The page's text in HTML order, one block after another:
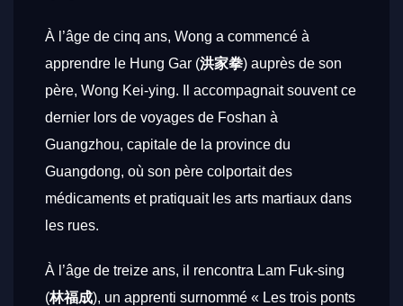
À l’âge de cinq ans, Wong a commencé à
apprendre le Hung Gar (洪家拳) auprès de son
père, Wong Kei-ying. Il accompagnait souvent ce
dernier lors de voyages de Foshan à
Guangzhou, capitale de la province du
Guangdong, où son père colportait des
médicaments et pratiquait les arts martiaux dans
les rues.
À l’âge de treize ans, il rencontra Lam Fuk-sing
(林福成), un apprenti surnommé « Les trois ponts